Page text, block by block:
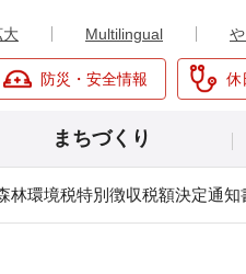
大 Multilingual
防災・安全情報 休
まちづくり
林環境税特別徴収税額決定通知